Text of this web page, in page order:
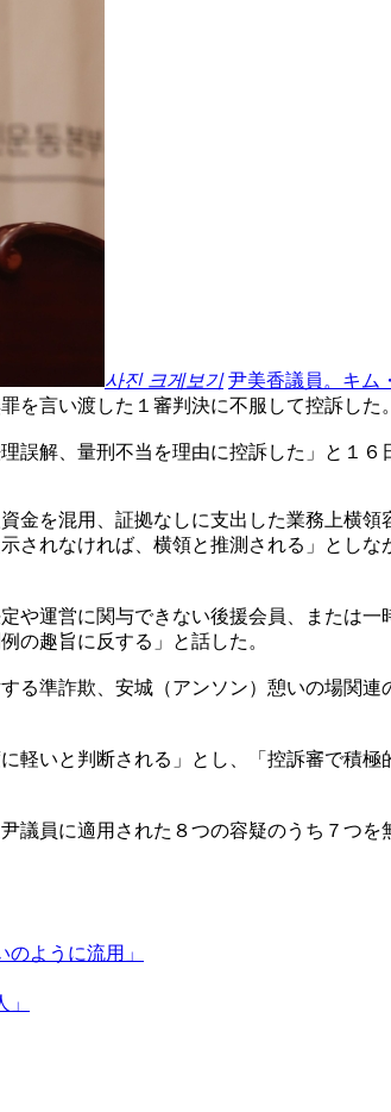
사진 크게보기 尹美香議員。キム
を言い渡した１審判決に不服して控訴した。
解、量刑不当を理由に控訴した」と１６
を混用、証拠なしに支出した業務上横
されなければ、横領と推測される」とし
や運営に関与できない後援会員、または
の趣旨に反する」と話した。
る準詐欺、安城（アンソン）憩いの場関
いと判断される」とし、「控訴審で積
員に適用された８つの容疑のうち７つを
ように流用」